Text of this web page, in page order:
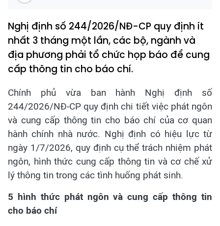
Nghị định số 244/2026/NĐ-CP quy định ít
nhất 3 tháng một lần, các bộ, ngành và
địa phương phải tổ chức họp báo để cung
cấp thông tin cho báo chí.
Chính phủ vừa ban hành Nghị định số
244/2026/NĐ-CP quy định chi tiết việc phát ngôn
và cung cấp thông tin cho báo chí của cơ quan
hành chính nhà nước. Nghị định có hiệu lực từ
ngày 1/7/2026, quy định cụ thể trách nhiệm phát
ngôn, hình thức cung cấp thông tin và cơ chế xử
lý thông tin trong các tình huống phát sinh.
5 hình thức phát ngôn và cung cấp thông tin
cho báo chí